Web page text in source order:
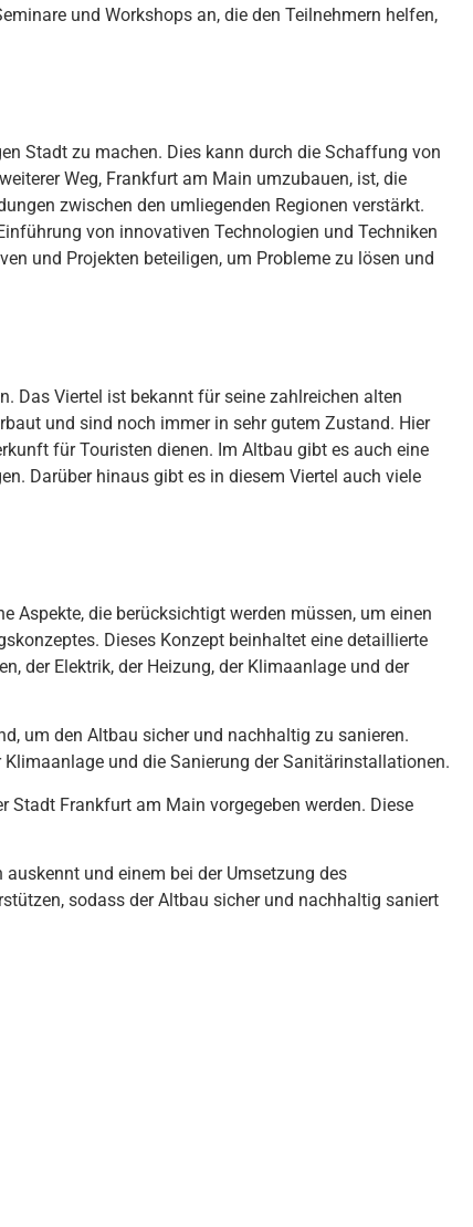
are und Workshops an, die den Teilnehmern helfen,
Stadt zu machen. Dies kann durch die Schaffung von
weitererWeg, Frankfurt am Main umzubauen, ist, die
ungen zwischen den uml iegenden Regionen verstärkt.
inführung von innovativen Technologien und Techniken
und Projekten beteil igen, um Probleme zu ösen und
. Das Viertel ist bekannt fürseine zahlreichen alten
baut und sind noch immerin sehrgutem Zustand. Hier
kunft fürTouristen dienen. Im Altbau gibt es auch eine
en. Darüberhinaus gibt es in diesem Viertel auch viele
Aspekte, die berücksichtigt werden müssen, um einen
skonzeptes. Dieses Konzept beinhaltet eine detaillierte
, derElektrik, derHeizung, derKlimaanlage und der
, um den Altbau sicherund nachhaltig zu sanieren.
K limaan age und die Sanierung derSanitärinstall ationen.
Stadt Frankfurt am Main vorgegeben werden. Diese
auskennt und einem bei derUmsetzung des
stützen, sodass derAltbau sicherund nachhaltig saniert